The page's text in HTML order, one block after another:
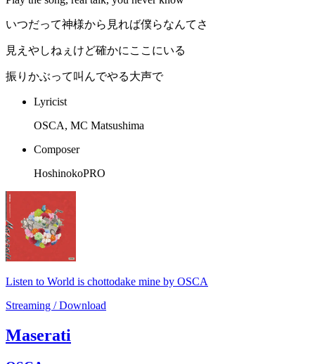
いつだって神様から見れば僕らなんてさ
見えやしねぇけど確かにここにいる
振りかぶって叫んでやる大声で
Lyricist
OSCA, MC Matsushima
Composer
HoshinokoPRO
Listen to World is chottodake mine by OSCA
Streaming / Download
Maserati